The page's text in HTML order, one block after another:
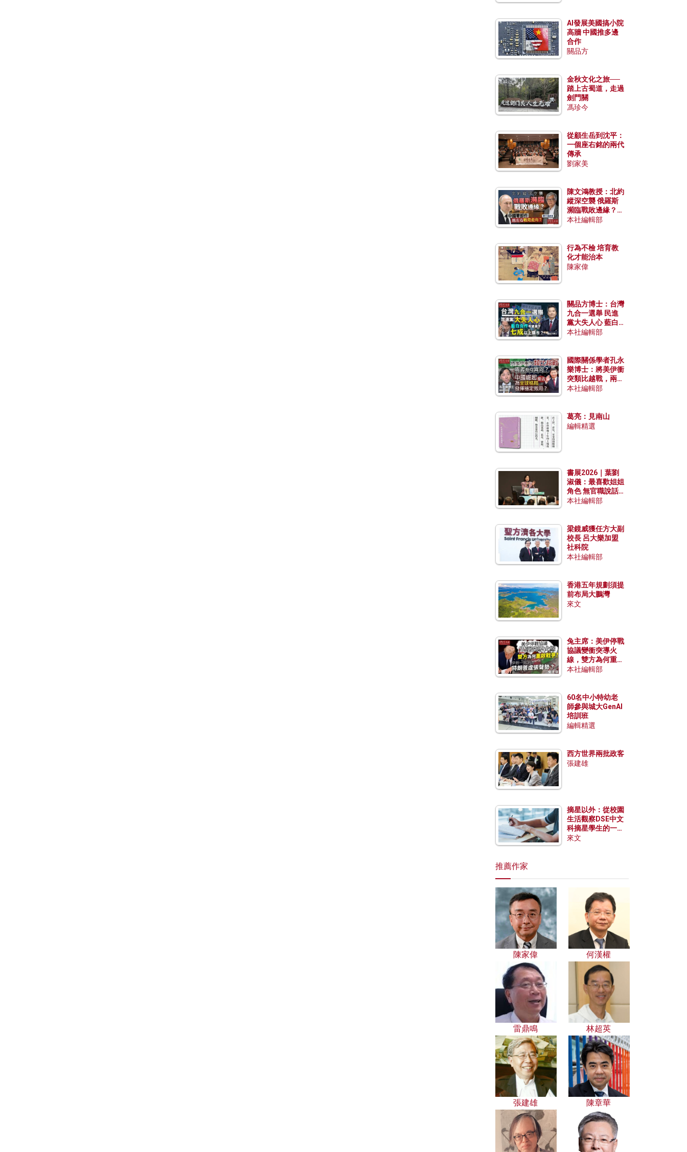
AI發展美國搞小院
高牆 中國推多邊
合作
關品方
金秋文化之旅──
踏上古蜀道，走過
劍門關
馮珍今
從顧生岳到沈平：
一個座右銘的兩代
傳承
劉家美
陳文鴻教授：北約
縱深空襲 俄羅斯
瀕臨戰敗邊緣？中
國零部件能左右戰
本社編輯部
行為不檢 培育教
化才能治本
陳家偉
關品方博士：台灣
九合一選舉 民進
黨大失人心 藍白
合作有望拿下七成
本社編輯部
國際關係學者孔永
樂博士：將美伊衝
突類比越戰，兩者
有何異同？中國崛
本社編輯部
葛亮：見南山
編輯精選
書展2026｜葉劉
淑儀：最喜歡姐姐
角色 無官職說話
包袱少
本社編輯部
梁鏡威獲任方大副
校長 呂大樂加盟
社科院
本社編輯部
香港五年規劃須提
前布局大鵬灣
來文
兔主席：美伊停戰
協議變衝突導火
線，雙方為何重啟
戰爭？伊朗一早洞
本社編輯部
60名中小特幼老
師參與城大GenAI
培訓班
編輯精選
西方世界兩批政客
張建雄
摘星以外：從校園
生活觀察DSE中文
科摘星學生的一點
特質
來文
推薦作家
陳家偉 何漢權
雷鼎鳴 林超英
張建雄 陳章華